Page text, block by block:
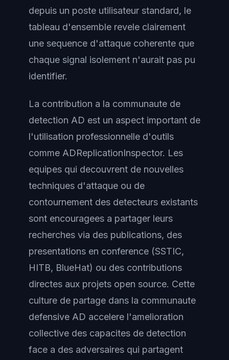
depuis un poste utilisateur standard, le
tableau d'ensemble revele clairement
une sequence d'attaque coherente que
chaque signal isolement n'aurait pas pu
identifier.
La contribution a la communaute de
detection AD est un aspect important de
l'utilisation professionnelle d'outils
comme ADReplicationInspector. Les
equipes qui decouvrent de nouvelles
techniques d'attaque ou de
contournement des detecteurs existants
sont encouragees a partager leurs
recherches via des publications, des
presentations en conference (SSTIC,
HITB, BlueHat) ou des contributions
directes aux projets open source. Cette
culture de partage dans la communaute
defensive AD accelere l'amelioration
collective des capacites de detection
face a des adversaires qui partagent